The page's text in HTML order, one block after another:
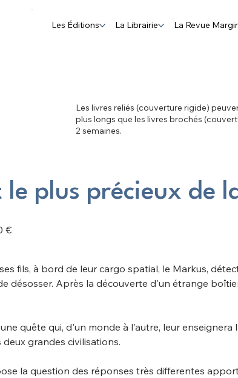
Les Éditions La Librairie La Revue
Les livres reliés (couverture rigide)
plus longs que les livres brochés
2 semaines.
le plus précieux de
€
fils, à bord de leur cargo spatial, le Markus,
désosser. Après la découverte d'un étrange
quête qui, d'un monde à l'autre, leur
grandes civilisations.
la question des réponses très differentes